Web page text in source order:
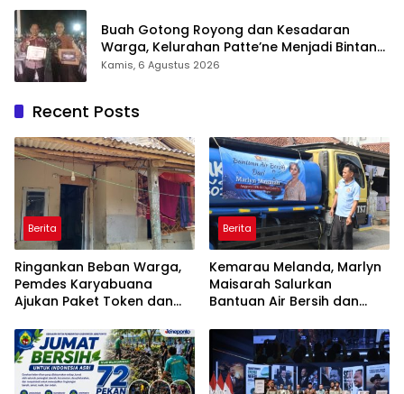
Buah Gotong Royong dan Kesadaran
Warga, Kelurahan Patte’ne Menjadi Bintang
Takalar Award 2026
Kamis, 6 Agustus 2026
Recent Posts
Berita
Ringankan Beban Warga,
Pemdes Karyabuana
Ajukan Paket Token dan
PLN
Berita
Kemarau Melanda, Marlyn
Maisarah Salurkan
Bantuan Air Bersih dan
Babakan Madang